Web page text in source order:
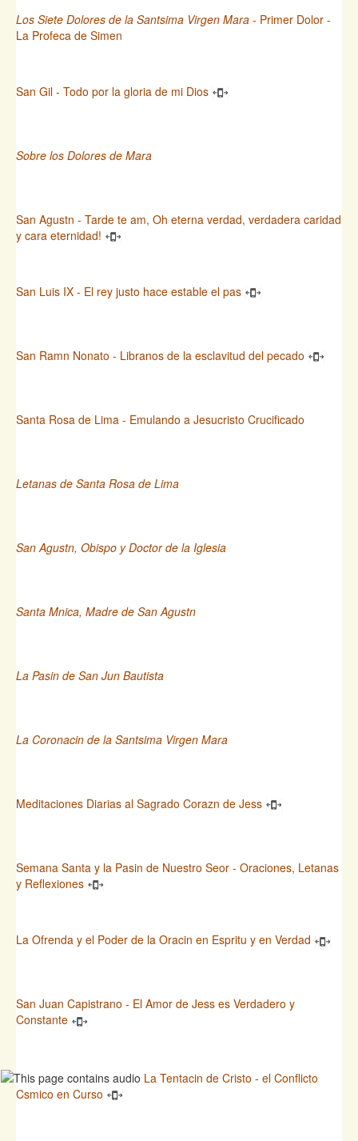
Los Siete Dolores de la Santsima Virgen Mara - Primer Dolor -
La Profeca de Simen
San Gil - Todo por la gloria de mi Dios
Sobre los Dolores de Mara
San Agustn - Tarde te am, Oh eterna verdad, verdadera caridad
y cara eternidad!
San Luis IX - El rey justo hace estable el pas
San Ramn Nonato - Libranos de la esclavitud del pecado
Santa Rosa de Lima - Emulando a Jesucristo Crucificado
Letanas de Santa Rosa de Lima
San Agustn, Obispo y Doctor de la Iglesia
Santa Mnica, Madre de San Agustn
La Pasin de San Jun Bautista
La Coronacin de la Santsima Virgen Mara
Meditaciones Diarias al Sagrado Corazn de Jess
Semana Santa y la Pasin de Nuestro Seor - Oraciones, Letanas
y Reflexiones
La Ofrenda y el Poder de la Oracin en Espritu y en Verdad
San Juan Capistrano - El Amor de Jess es Verdadero y
Constante
La Tentacin de Cristo - el Conflicto
Csmico en Curso